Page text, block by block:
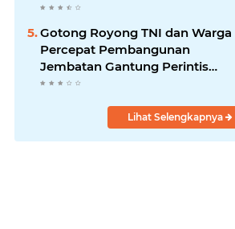
Gotong Royong TNI dan Warga
Percepat Pembangunan
Jembatan Gantung Perintis
Kuta Ujung Aceh Tenggara
Lihat Selengkapnya